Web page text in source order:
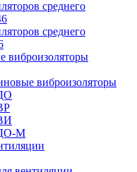
среднего
среднего
виброизоляторы
виброизоляторы
ДО-М